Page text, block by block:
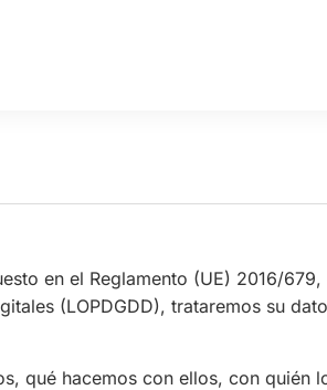
en el Reglamento (UE) 2016/
(LOPDGDD), trataremos su
qué hacemos con ellos, con quién